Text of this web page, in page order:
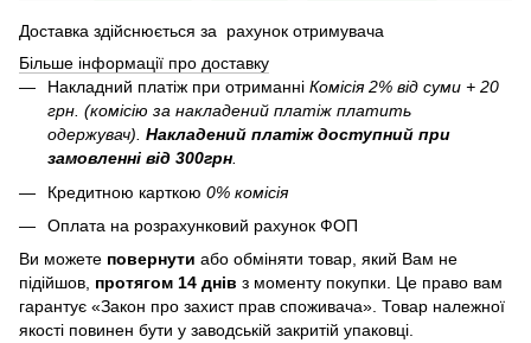
Доставка здійснюється за рахунок отримувача
Більше інформації про доставку
Накладний платіж при отриманні Комісія 2% від суми + 20
грн. (комісію за накладений платіж платить
одержувач). Накладений платіж доступний при
замовленні від 300грн
Кредитною карткою 0% комісія
Оплата на розрахунковий рахунок ФОП
Ви можете повернути або обміняти товар, який Вам не
підійшов, протягом 14 днів з моменту покупки. Це право вам
гарантує «Закон про захист прав споживача». Товар належної
якості повинен бути у заводській закритій упаковці.